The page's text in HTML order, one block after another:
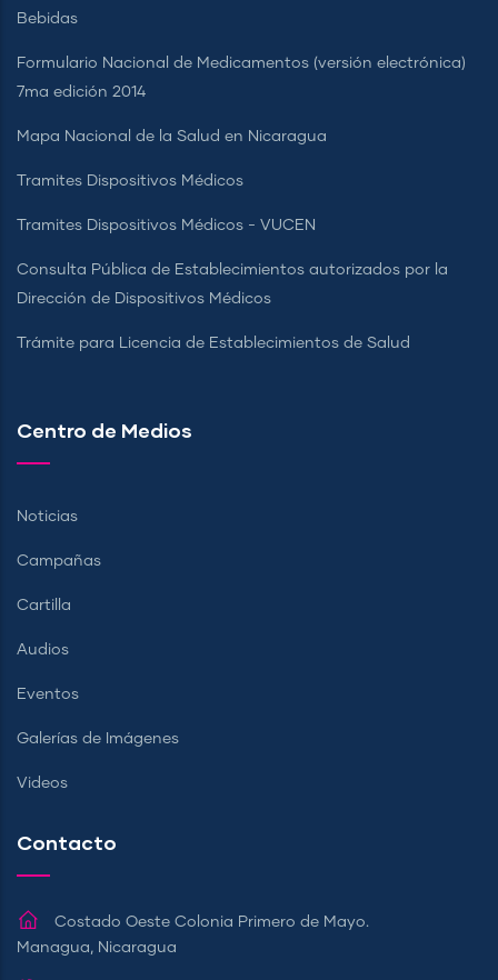
Bebidas
Formulario Nacional de Medicamentos (versión electrónica)
7ma edición 2014
Mapa Nacional de la Salud en Nicaragua
Tramites Dispositivos Médicos
Tramites Dispositivos Médicos - VUCEN
Consulta Pública de Establecimientos autorizados por la
Dirección de Dispositivos Médicos
Trámite para Licencia de Establecimientos de Salud
Centro de Medios
Noticias
Campañas
Cartilla
Audios
Eventos
Galerías de Imágenes
Videos
Contacto
Costado Oeste Colonia Primero de Mayo.
Managua, Nicaragua